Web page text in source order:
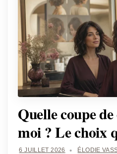
Quelle coupe
moi ? Le choix
6 JUILLET 2026 ÉLODIE